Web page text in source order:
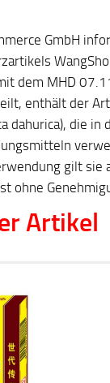
GmbH
dem MHD
enthält der
dahurica), die in
gilt sie
ohne
Artikel